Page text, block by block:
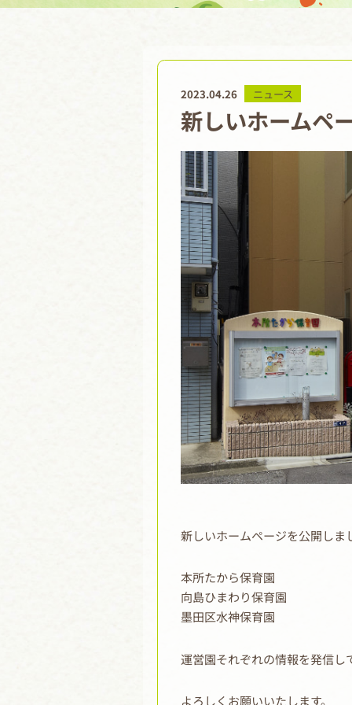
2023.04.26 ニュース
新しいホームペ
新しいホームページを公開しま
本所たから保育園
向島ひまわり保育園
墨田区水神保育園
運営園それぞれの情報を発信し
よろしくお願いいたします。